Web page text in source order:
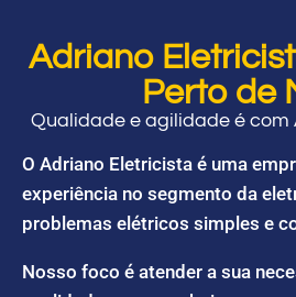
Adriano
Perto de
Qualidade e agilidade é com
O Adriano Eletricista é uma
experiência no segmento da
problemas elétricos simples e
Nosso foco é atender a sua